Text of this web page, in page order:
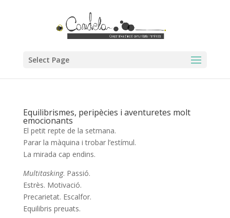
Select Page
Equilibrismes, peripècies i aventuretes molt
emocionants
El petit repte de la setmana.
Parar la màquina i trobar l’estímul.
La mirada cap endins.
Multitasking. Passió.
Estrès. Motivació.
Precarietat. Escalfor.
Equilibris preuats.